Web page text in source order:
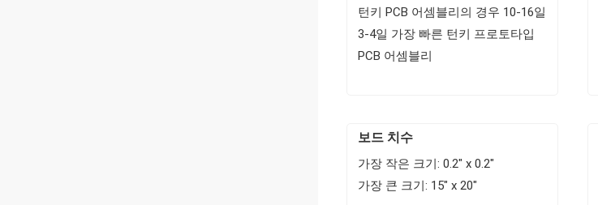
턴키 PCB 어셈블리의 경우 10-16일
3-4일 가장 빠른 턴키 프로토타입
PCB 어셈블리
보드 치수
가장 작은 크기: 0.2" x 0.2"
가장 큰 크기: 15" x 20"